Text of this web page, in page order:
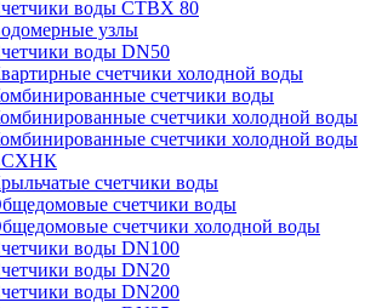
воды СТВХ 80
узлы
воды DN50
счетчики холодной воды
счетчики воды
счетчики холодной воды
счетчики холодной воды
счетчики воды
счетчики воды
счетчики холодной воды
воды DN100
воды DN20
воды DN200